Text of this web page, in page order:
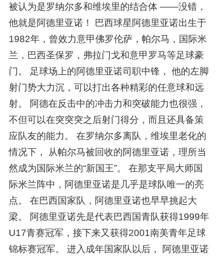
被认为是罗纳尔多和维埃里的结合体 ——没错，
他就是阿德里亚诺！ 巴西球星阿德里亚诺出生于
1982年，曾效力意甲佛罗伦萨，帕尔马，国际米
兰，巴西圣保罗，弗拉门戈和意甲罗马等足球豪
门。 足球场上的阿德里亚诺司职中锋， 他的左脚
射门势大力沉，可以打出各种精彩的任意球和远
射。 阿德在反击中的冲击力和突破能力也很强，
不但可以在突突突之后射门得分，而且还具备策
应队友的能力。 在罗纳尔多离队，维埃里老化的
情况下， 从帕尔马被回收的阿德里亚诺，理所当
然成为国际米兰的“新国王”。 在那支平局大师国
际米兰阵中，阿德里亚诺是几乎是球队唯一的亮
点。 在巴西国家队，阿德里亚诺也早早挑起大
梁。 阿德里亚诺先是代表巴西国青队获得1999年
U17青赛冠军，接下来又获得2001南美青年足球
锦标赛冠军。 进入成年国家队以后， 阿德里亚诺